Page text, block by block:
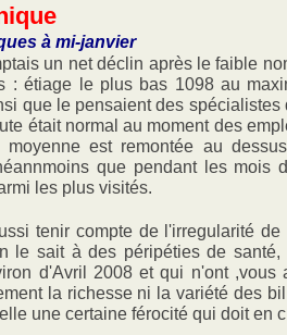
à mi-janvier
un net déclin après le faible
: étiage le plus bas 1098 au
que le pensaient des
était normal au moment des
moyenne est remontée au
que pendant les mois
les plus visités.
tenir compte de l'irregularité
le sait à des péripéties de santé,
d'Avril 2008 et qui n'ont ,vous
la richesse ni la variété des
une certaine férocité qui doit en